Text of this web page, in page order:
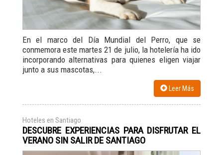
En el marco del Día Mundial del Perro, que se
conmemora este martes 21 de julio, la hotelería ha ido
incorporando alternativas para quienes eligen viajar
junto a sus mascotas,...
Leer Más
Hoteles en Santiago
DESCUBRE EXPERIENCIAS PARA DISFRUTAR EL
VERANO SIN SALIR DE SANTIAGO